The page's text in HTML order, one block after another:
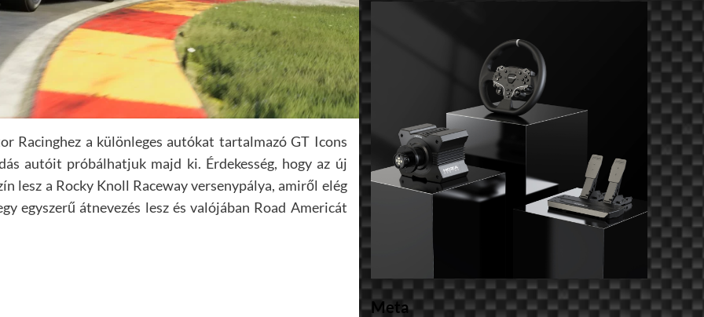
Racinghez a különleges autókat tartalmazó GT Icons
autóit próbálhatjuk majd ki. Érdekesség, hogy az új
lesz a Rocky Knoll Raceway versenypálya, amiről elég
egyszerű átnevezés lesz és valójában Road Americát
Meta